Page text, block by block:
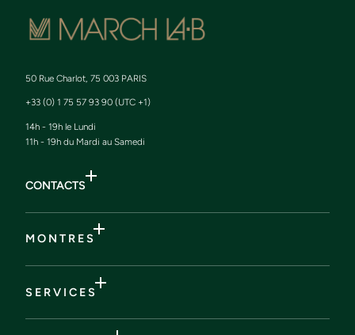
50 Rue Charlot, 75 003 PARIS
+33 (0) 1 75 57 93 90 (UTC +1)
14h - 19h le Lundi
11h - 19h du Mardi au Samedi
CONTACTS
M O N T R E S
S E R V I C E S